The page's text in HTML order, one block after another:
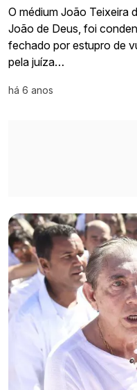
O médium João Teixeira
João de Deus, foi
fechado por estupro de
pela juíza…
há 6 anos